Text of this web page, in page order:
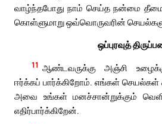
வாழ்ந்தபோது நாம் செய்த நன்மை
கொள்ளுமாறு ஒவ்வொருவரின்
ஒப்புரவுத்
11 ஆண்டவருக்கு அஞ்சி
ஈர்க்கப் பார்க்கிறோம். எங்கள் செயல்கள்
அவை உங்கள் மனச்சான்றுக்கும்
எதிர்பார்க்கிறேன்.